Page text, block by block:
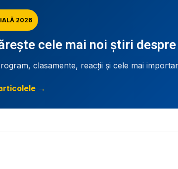
2026
cele mai noi știri
clasamente, reacții și cele mai
→